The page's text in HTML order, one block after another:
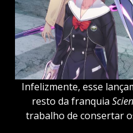
Infelizmente, esse
resto da franquia
trabalho de consertar